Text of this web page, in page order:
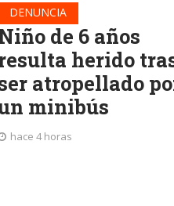
DENUNCIA
de 6 años
herido
atropellado
minibús
hace 4 horas